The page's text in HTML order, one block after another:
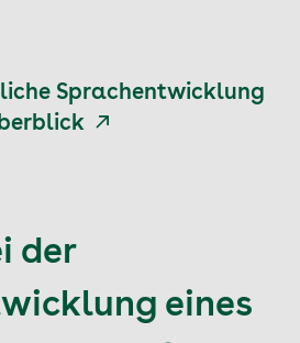
Sprachentwicklung
der
eines